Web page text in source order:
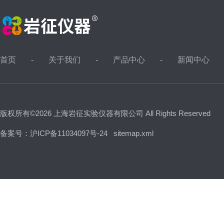
首页 关于我们 产品中心 新闻中心
版权所有©2026 上海岩征实验仪器有限公司 All Rights Reserved
备案号：沪ICP备11034097号-24 sitemap.xml